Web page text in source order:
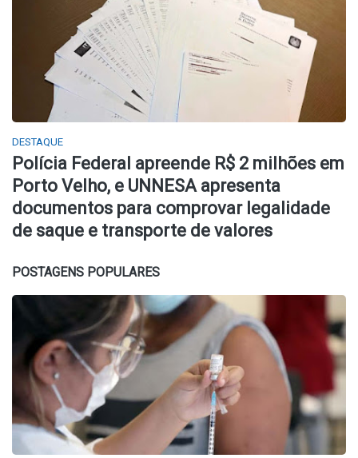
DESTAQUE
Polícia Federal apreende R$ 2 milhões em
Porto Velho, e UNNESA apresenta
documentos para comprovar legalidade
de saque e transporte de valores
POSTAGENS POPULARES